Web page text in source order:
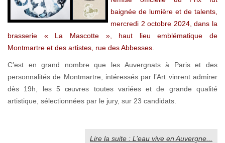
baignée de lumière et de talents,
mercredi 2 octobre 2024, dans la
brasserie « La Mascotte », haut lieu emblématique de
Montmartre et des artistes, rue des Abbesses.
C’est en grand nombre que les Auvergnats à Paris et des
personnalités de Montmartre, intéressés par l’Art vinrent admirer
dès 19h, les 5 œuvres toutes variées et de grande qualité
artistique, sélectionnées par le jury, sur 23 candidats.
Lire la suite : L’eau vive en Auvergne...